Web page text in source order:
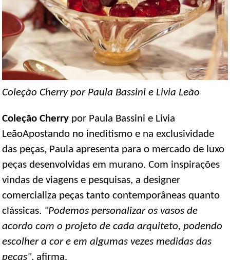
Coleção Cherry por Paula Bassini e Livia Leão
Coleção Cherry por Paula Bassini e Livia
LeãoApostando no ineditismo e na exclusividade
das peças, Paula apresenta para o mercado de luxo
peças desenvolvidas em murano. Com inspirações
vindas de viagens e pesquisas, a designer
comercializa peças tanto contemporâneas quanto
clássicas. "Podemos personalizar os vasos de
acordo com o projeto de cada arquiteto, podendo
escolher a cor e em algumas vezes medidas das
peças", afirma.